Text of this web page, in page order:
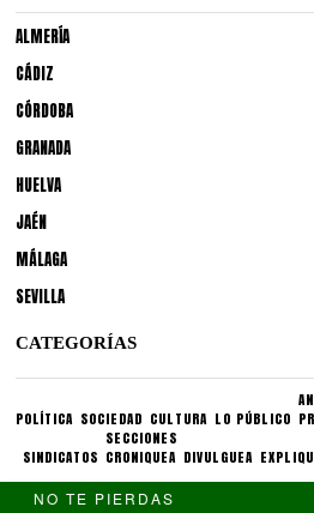
ALMERÍA
CÁDIZ
CÓRDOBA
GRANADA
HUELVA
JAÉN
MÁLAGA
SEVILLA
CATEGORÍAS
POLÍTICA SOCIEDAD CULTURA LO PÚBLICO
SINDICATOS
SECCIONES
CRONIQUEA DIVULGUEA
CONDICIONES LEGALES
NO TE PIERDAS